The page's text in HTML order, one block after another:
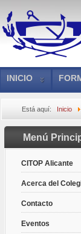
INICIO
Está aquí: Inicio
Menú
CITOP Alicante
Acerca del
Contacto
Eventos